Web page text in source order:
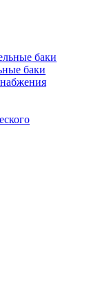
баки